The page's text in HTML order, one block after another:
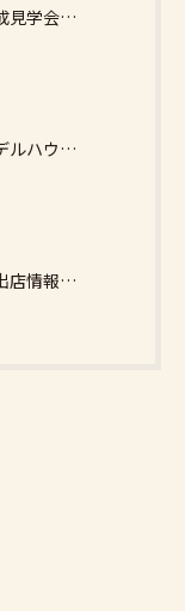
完成見学会開催@加茂郡川辺町(6/29㈯～7/7㈰）
モデルハウス見学会（6/24㈪～30㈰）
【出店情報】可美マルシェ(6/16㈰）